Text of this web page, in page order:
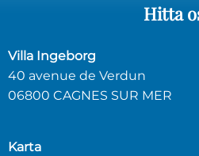
Hitta
Villa Ingeborg
40 avenue de Verdun
06800 CAGNES SUR MER
Karta